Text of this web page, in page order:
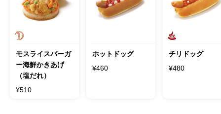
モスライスバーガ
ー海鮮かきあげ
（塩だれ）
¥510
ホットドッグ
¥460
チリドッグ
¥480